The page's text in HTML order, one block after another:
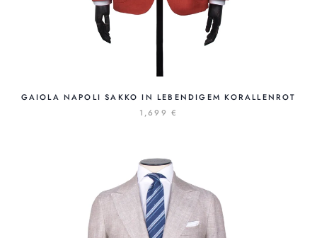
GAIOLA NAPOLI SAKKO IN LEBENDIGEM KORALLENROT
1,699 €